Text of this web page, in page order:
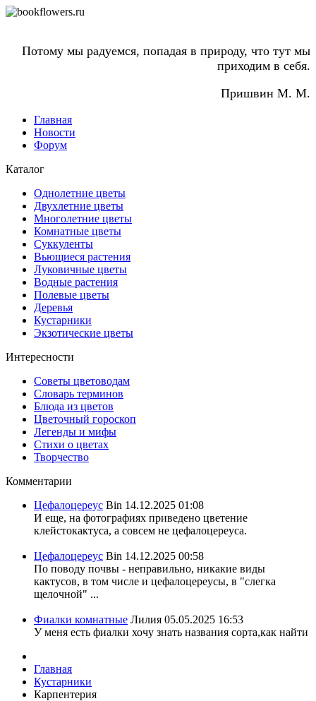
Потому мы радуемся, попадая в природу, что тут мы
приходим в себя.
Пришвин М. М.
Главная
Новости
Форум
Каталог
Однолетние цветы
Двухлетние цветы
Многолетние цветы
Комнатные цветы
Суккуленты
Вьющиеся растения
Луковичные цветы
Водные растения
Полевые цветы
Деревья
Кустарники
Экзотические цветы
Интересности
Советы цветоводам
Словарь терминов
Блюда из цветов
Цветочный гороскоп
Легенды и мифы
Стихи о цветах
Творчество
Комментарии
Цефалоцереус Bin 14.12.2025 01:08
И еще, на фотографиях приведено цветение
клейстокактуса, а совсем не цефалоцереуса.
Цефалоцереус Bin 14.12.2025 00:58
По поводу почвы - неправильно, никакие виды
кактусов, в том числе и цефалоцереусы, в "слегка
щелочной" ...
Фиалки комнатные Лилия 05.05.2025 16:53
У меня есть фиалки хочу знать названия сорта,как найти
Главная
Кустарники
Карпентерия